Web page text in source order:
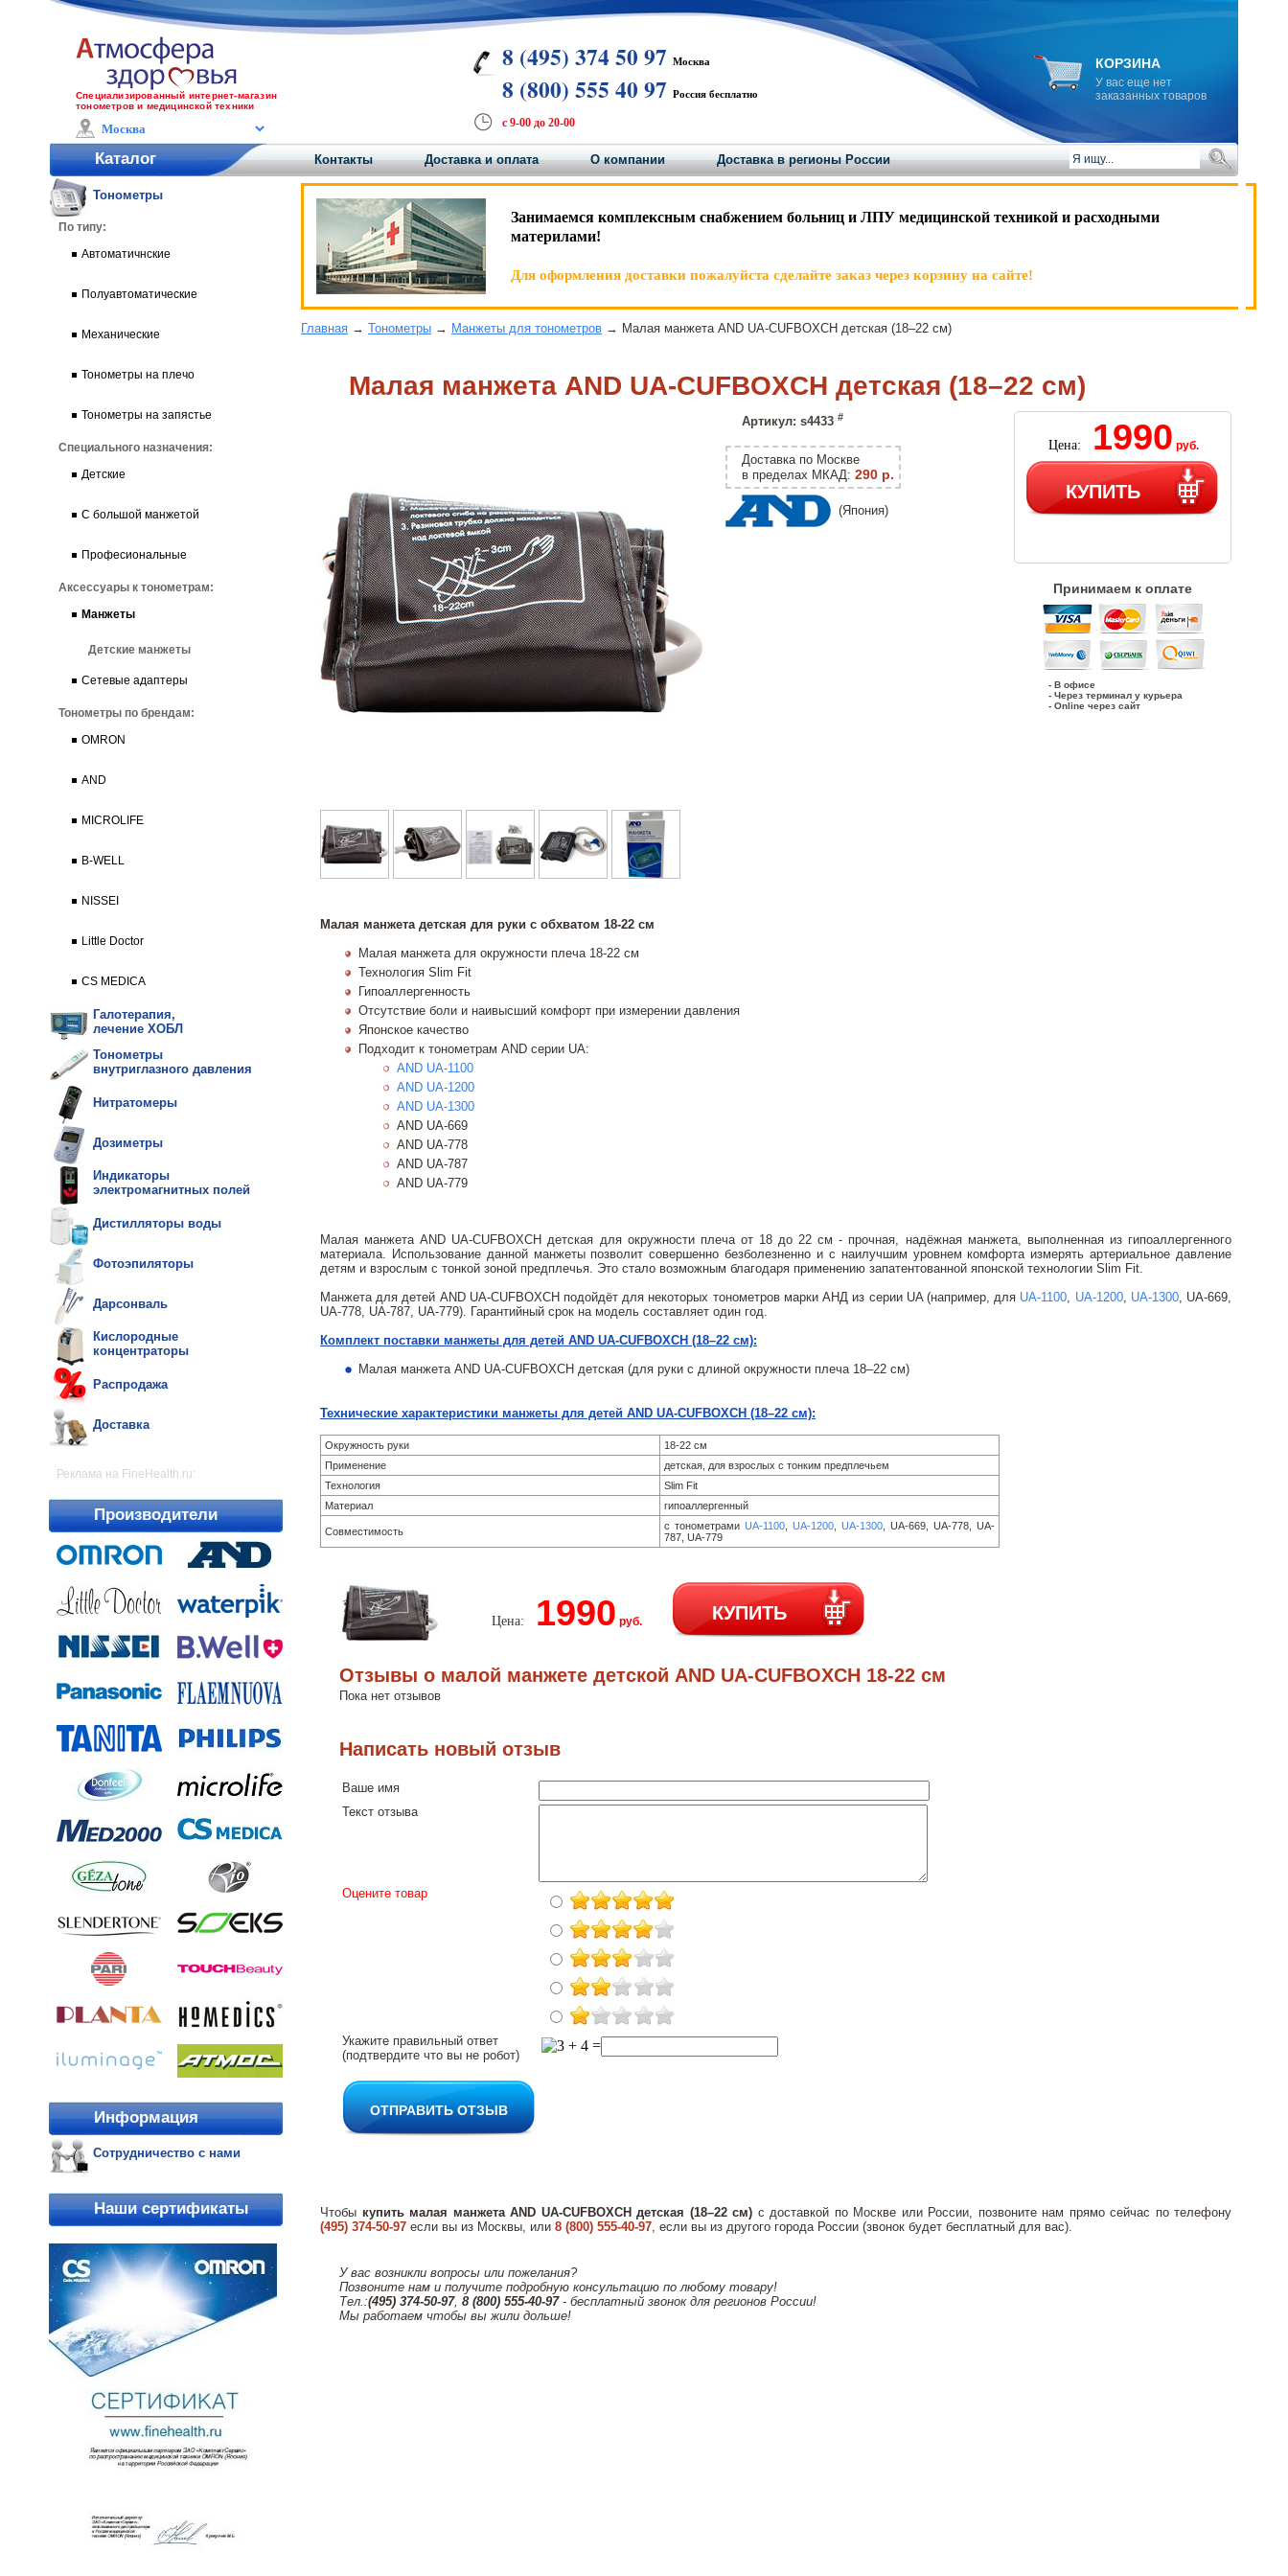
Специализированный интернет-магазин
тонометров и медицинской техники
8 (495) 374 50 97 Москва
8 (800) 555 40 97 Россия бесплатно
с 9-00 до 20-00
КОРЗИНА
У вас еще нет
заказанных товаров
Каталог Контакты Доставка и оплата О компании Доставка в регионы России
Тонометры
По типу:
Автоматичнские
Полуавтоматические
Механические
Тонометры на плечо
Тонометры на запястье
Специального назначения:
Детские
С большой манжетой
Професиональные
Аксессуары к тонометрам:
Манжеты
Детские манжеты
Сетевые адаптеры
Тонометры по брендам:
OMRON
AND
MICROLIFE
B-WELL
NISSEI
Little Doctor
CS MEDICA
Галотерапия,
лечение ХОБЛ
Тонометры
внутриглазного давления
Нитратомеры
Дозиметры
Индикаторы
электромагнитных полей
Дистилляторы воды
Фотоэпиляторы
Дарсонваль
Кислородные
концентраторы
Распродажа
Доставка
Реклама на FineHealth.ru:
Производители
Информация
Сотрудничество с нами
Наши сертификаты
Занимаемся комплексным снабжением больниц и ЛПУ медицинской техникой и расходными
материлами!
Для оформления доставки пожалуйста сделайте заказ через корзину на сайте!
Главная → Тонометры → Манжеты для тонометров → Малая манжета AND UA-CUFBOXCH детская (18–22 см)
Малая манжета AND UA-CUFBOXCH детская (18–22 см)
Артикул: s4433 #
Доставка по Москве
в пределах МКАД: 290 р.
(Япония)
Цена: 1990 руб.
КУПИТЬ
Принимаем к оплате
- В офисе
- Через терминал у курьера
- Online через сайт
Малая манжета детская для руки с обхватом 18-22 см
Малая манжета для окружности плеча 18-22 см
Технология Slim Fit
Гипоаллергенность
Отсутствие боли и наивысший комфорт при измерении давления
Японское качество
Подходит к тонометрам AND серии UA:
AND UA-1100
AND UA-1200
AND UA-1300
AND UA-669
AND UA-778
AND UA-787
AND UA-779
Малая манжета AND UA-CUFBOXCH детская для окружности плеча от 18 до 22 см - прочная, надёжная манжета, выполненная из гипоаллергенного
материала. Использование данной манжеты позволит совершенно безболезненно и с наилучшим уровнем комфорта измерять артериальное давление
детям и взрослым с тонкой зоной предплечья. Это стало возможным благодаря применению запатентованной японской технологии Slim Fit.
Манжета для детей AND UA-CUFBOXCH подойдёт для некоторых тонометров марки АНД из серии UA (например, для UA-1100 UA-1200, UA-1300, UA-669,
UA-778, UA-787, UA-779). Гарантийный срок на модель составляет один год.
Комплект поставки манжеты для детей AND UA-CUFBOXCH (18–22 см):
Малая манжета AND UA-CUFBOXCH детская (для руки с длиной окружности плеча 18–22 см)
Технические характеристики манжеты для детей AND UA-CUFBOXCH (18–22 см):
Окружность руки
18-22 см
Применение
детская, для взрослых с тонким предплечьем
Технология
Slim Fit
Материал
гипоаллергенный
Совместимость с тонометрами UA-1100 UA-1200 UA-1300 , UA-669, UA-778, UA-
787, UA-779
Цена: 1990 руб. КУПИТЬ
Отзывы o малой манжете детской AND UA-CUFBOXCH 18-22 см
Пока нет отзывов
Написать новый отзыв
Ваше имя
Текст отзыва
Оцените товар
Укажите правильный ответ
(подтвердите что вы не робот)
ОТПРАВИТЬ ОТЗЫВ
Чтобы купить малая манжета AND UA-CUFBOXCH детская (18–22 см) с доставкой по Москве или России, позвоните нам прямо сейчас по телефону
(495) 374-50-97 если вы из Москвы, или 8 (800) 555-40-97 , если вы из другого города России (звонок будет бесплатный для вас).
У вас возникли вопросы или пожелания?
Позвоните нам и получите подробную консультацию по любому товару!
Тел.:(495) 374-50-97, 8 (800) 555-40-97- бесплатный звонок для регионов России!
Мы работаем чтобы вы жили дольше!